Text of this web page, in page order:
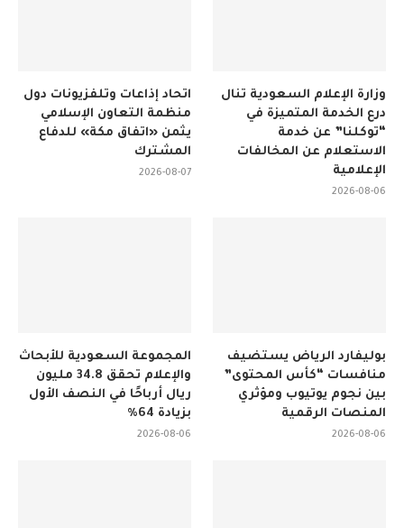
اتحاد إذاعات وتلفزيونات دول
منظمة التعاون الإسلامي
يثمن «اتفاق مكة» للدفاع
المشترك
2026-08-07
وزارة الإعلام السعودية تنال
درع الخدمة المتميزة في
“توكلنا” عن خدمة
الاستعلام عن المخالفات
الإعلامية
2026-08-06
المجموعة السعودية للأبحاث
والإعلام تحقق 34.8 مليون
ريال أرباحًا في النصف الأول
بزيادة 64%
2026-08-06
بوليفارد الرياض يستضيف
منافسات “كأس المحتوى”
بين نجوم يوتيوب ومؤثري
المنصات الرقمية
2026-08-06